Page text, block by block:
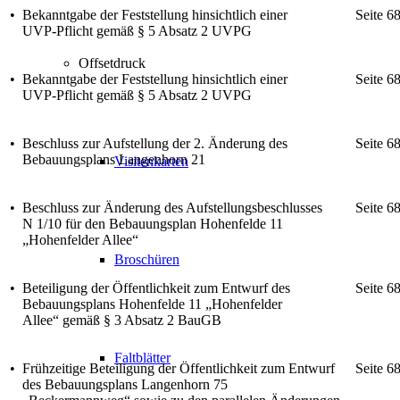
Offsetdruck
Visitenkarten
Broschüren
Faltblätter
• Bekanntgabe der Feststellung hinsichtlich einer
UVP-Pflicht gemäß § 5 Absatz 2 UVPG
Seite
• Bekanntgabe der Feststellung hinsichtlich einer
UVP-Pflicht gemäß § 5 Absatz 2 UVPG
Seite
• Beschluss zur Aufstellung der 2. Änderung des
Bebauungsplans Langenhorn 21
Seite
• Beschluss zur Änderung des Aufstellungsbeschlusses
N 1/10 für den Bebauungsplan Hohenfelde 11
„Hohenfelder Allee“
Seite
• Beteiligung der Öffentlichkeit zum Entwurf des
Bebauungsplans Hohenfelde 11 „Hohenfelder
Allee“ gemäß § 3 Absatz 2 BauGB
Seite
• Frühzeitige Beteiligung der Öffentlichkeit zum Entwurf
des Bebauungsplans Langenhorn 75
Seite